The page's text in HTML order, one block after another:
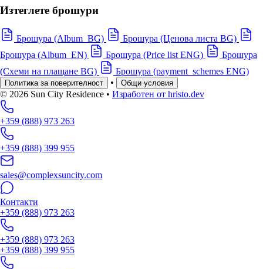
Изтеглете брошури
Брошура (Album_BG)
Брошура (Ценова листа BG)
Брошура (Album_EN)
Брошура (Price list ENG)
Брошура
(Схеми на плащане BG)
Брошура (payment_schemes ENG)
Политика за поверителност • Общи условия
© 2026 Sun City Residence • Изработен от hristo.dev
+359 (888) 973 263
+359 (888) 399 955
sales@complexsuncity.com
Контакти
+359 (888) 973 263
+359 (888) 973 263
+359 (888) 399 955